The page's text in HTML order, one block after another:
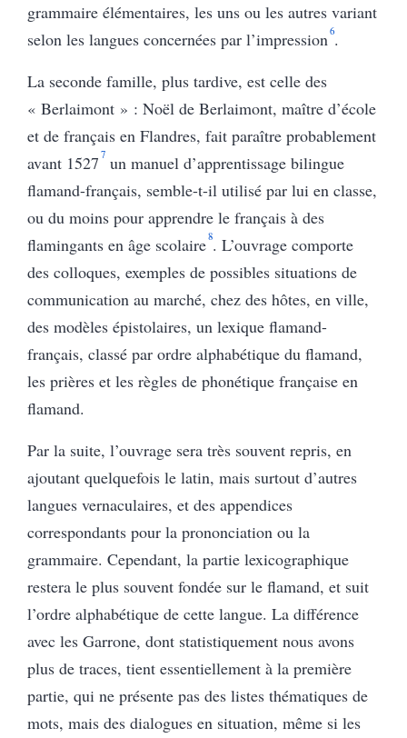
grammaire élémentaires, les uns ou les autres variant
selon les langues concernées par l’impression6.
La seconde famille, plus tardive, est celle des
« Berlaimont » : Noël de Berlaimont, maître d’école
et de français en Flandres, fait paraître probablement
avant 1527 7 un manuel d’apprentissage bilingue
flamand-français, semble-t-il utilisé par lui en classe,
ou du moins pour apprendre le français à des
flamingants en âge scolaire8. L’ouvrage comporte
des colloques, exemples de possibles situations de
communication au marché, chez des hôtes, en ville,
des modèles épistolaires, un lexique flamand-
français, classé par ordre alphabétique du flamand,
les prières et les règles de phonétique française en
flamand.
Par la suite, l’ouvrage sera très souvent repris, en
ajoutant quelquefois le latin, mais surtout d’autres
langues vernaculaires, et des appendices
correspondants pour la prononciation ou la
grammaire. Cependant, la partie lexicographique
restera le plus souvent fondée sur le flamand, et suit
l’ordre alphabétique de cette langue. La différence
avec les Garrone, dont statistiquement nous avons
plus de traces, tient essentiellement à la première
partie, qui ne présente pas des listes thématiques de
mots, mais des dialogues en situation, même si les